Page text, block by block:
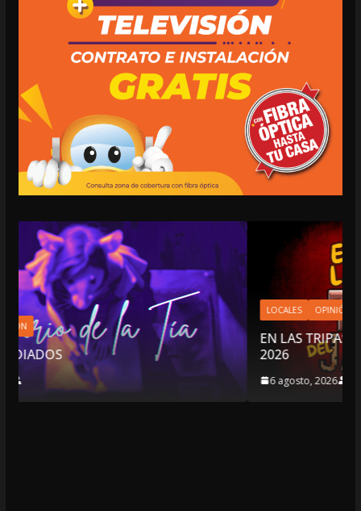
LOCALES OPINIÓN
EN LAS TRIPAS DEL JAGUAR: 06 DE AGOSTO DE
2026
6 agosto, 2026